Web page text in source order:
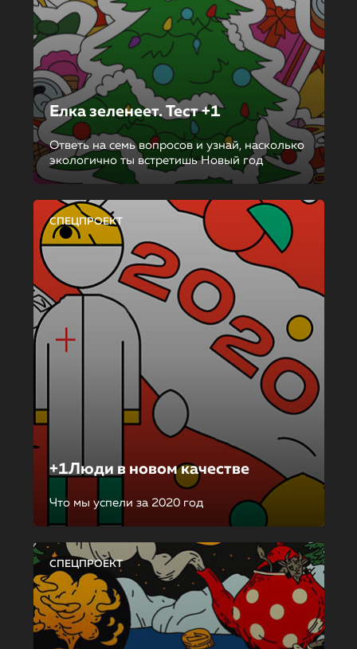
Елка зеленеет. Тест +1
Ответь на семь вопросов и узнай, насколько
экологично ты встретишь Новый год
СПЕЦПРОЕКТ
+1Люди в новом качестве
Что мы успели за 2020 год
СПЕЦПРОЕКТ